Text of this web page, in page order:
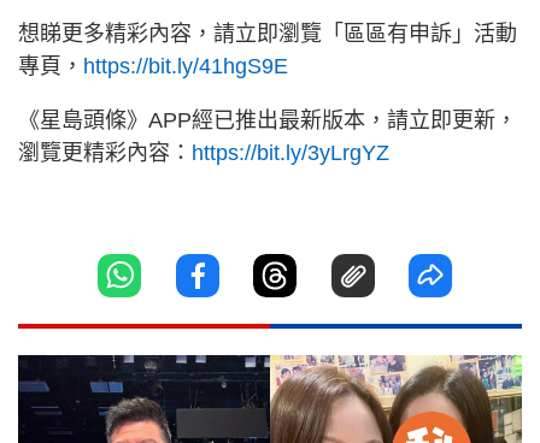
想睇更多精彩內容，請立即瀏覽「區區有申訴」活動
專頁， https://bit.ly/41hgS9E
《星島頭條》APP經已推出最新版本，請立即更新，
瀏覽更精彩內容： https://bit.ly/3yLrgYZ